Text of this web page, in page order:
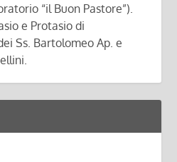
“il Buon Pastore”).
e Protasio di
Ss. Bartolomeo Ap. e